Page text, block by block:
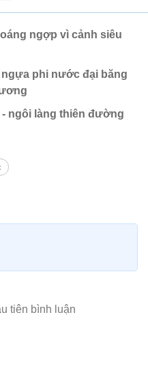
ngợp vì cảnh siêu
ngựa phi nước đại băng
ngôi làng thiên đường